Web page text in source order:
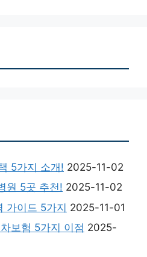
5가지 소개! 2025-11-02
원 5곳 추천! 2025-11-02
가이드 5가지 2025-11-01
보험 5가지 이점 2025-